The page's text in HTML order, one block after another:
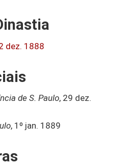
dez. 1888
de S. Paulo, 29 dez.
, 1º jan. 1889